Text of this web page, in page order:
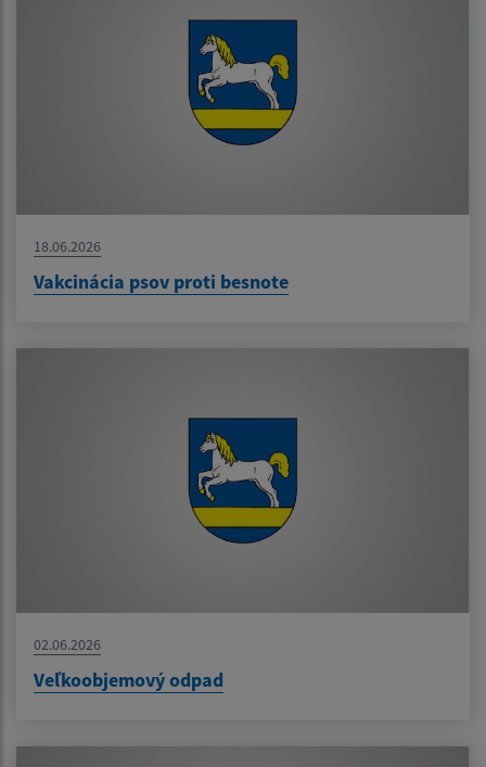
18.06.2026
Vakcinácia psov proti besnote
02.06.2026
Veľkoobjemový odpad